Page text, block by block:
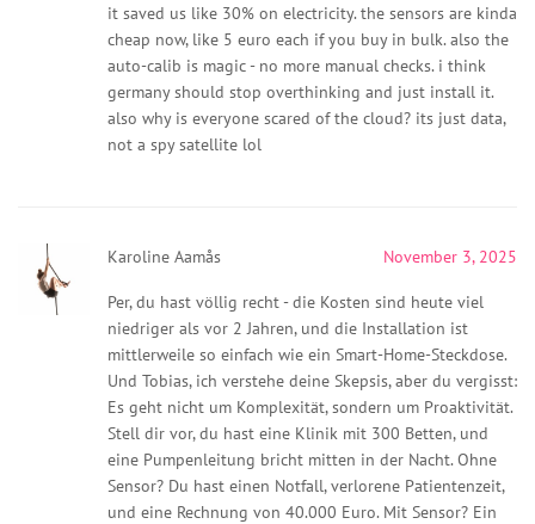
it saved us like 30% on electricity. the sensors are kinda
cheap now, like 5 euro each if you buy in bulk. also the
auto-calib is magic - no more manual checks. i think
germany should stop overthinking and just install it.
also why is everyone scared of the cloud? its just data,
not a spy satellite lol
Karoline Aamås November 3, 2025
Per, du hast völlig recht - die Kosten sind heute viel
niedriger als vor 2 Jahren, und die Installation ist
mittlerweile so einfach wie ein Smart-Home-Steckdose.
Und Tobias, ich verstehe deine Skepsis, aber du vergisst:
Es geht nicht um Komplexität, sondern um Proaktivität.
Stell dir vor, du hast eine Klinik mit 300 Betten, und
eine Pumpenleitung bricht mitten in der Nacht. Ohne
Sensor? Du hast einen Notfall, verlorene Patientenzeit,
und eine Rechnung von 40.000 Euro. Mit Sensor? Ein